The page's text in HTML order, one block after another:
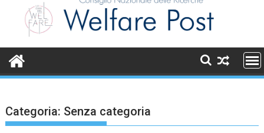
Categoria: Senza categoria